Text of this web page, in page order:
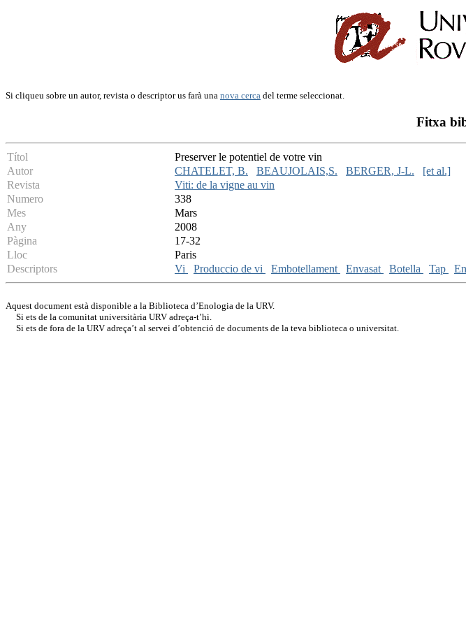
Si cliqueu sobre un autor, revista o descriptor us farà una nova cerca del terme seleccionat.
Fitxa
Títol
Preserver le potentiel de votre vin
Autor
CHATELET, B. BEAUJOLAIS,S. BERGER, J-L.
[et al.]
Revista
Viti: de la vigne au vin
Numero
338
Mes
Mars
Any
2008
Pàgina
17-32
Lloc
Paris
Descriptors
Vi Produccio de vi Embotellament Envasat Botella Tap
Aquest document està disponible a la Biblioteca d’Enologia de la URV.
Si ets de la comunitat universitària URV adreça-t’hi.
Si ets de fora de la URV adreça’t al servei d’obtenció de documents de la teva biblioteca o universitat.